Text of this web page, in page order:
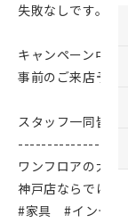
失敗なしです。
キャンペーン中は
事前のご来店予約
スタッフ一同皆さ
ワンフロアの大
神戸店ならではの
#家具 #インテ